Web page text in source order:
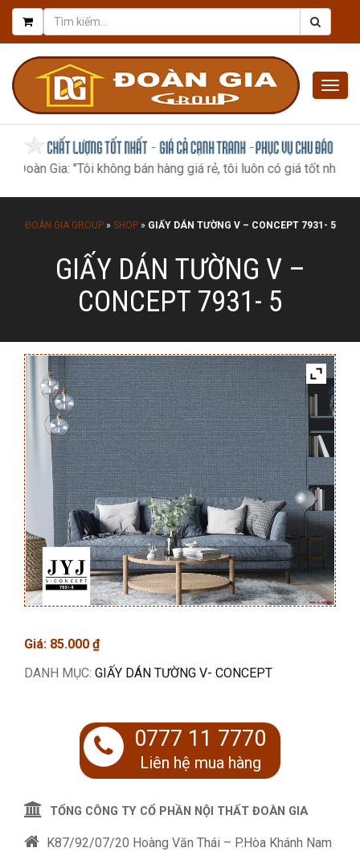
Gia: "Tôi không bán hàng giá rẻ, tôi luôn có giá tốt nhất, như
ĐOÀN GIA GROUP» SHOP» GIẤY DÁN TƯỜNG V – CONCEPT 7931- 5
GIẤY DÁN TƯỜNG V –
CONCEPT 7931- 5
Giá: 85.000 ₫
DANH MỤC: GIẤY DÁN TƯỜNG V- CONCEPT
0777 11 7770
Liên hệ mua hàng
TỔNG CÔNG TY CỔ PHẦN NỘI THẤT ĐOÀN GIA
K87/92/07/20 Hoàng Văn Thái – P.Hòa Khánh Nam